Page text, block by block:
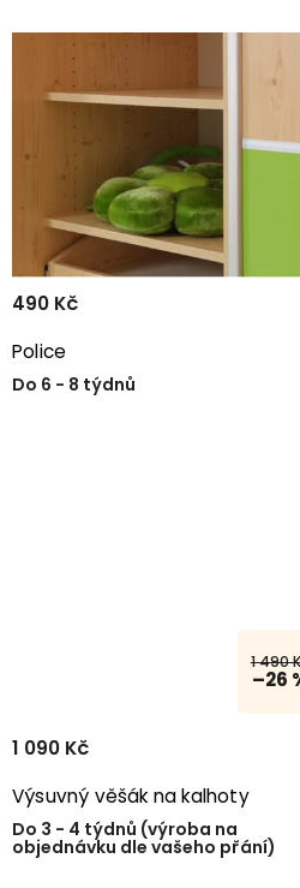
Nejprodávanější
Abecedně
Police
Do 6 - 8 týdnů
490 Kč
1 490
–26
Výsuvný věšák na kalhoty
Do 3 - 4 týdnů (výroba na
objednávku dle vašeho přání)
1 090 Kč